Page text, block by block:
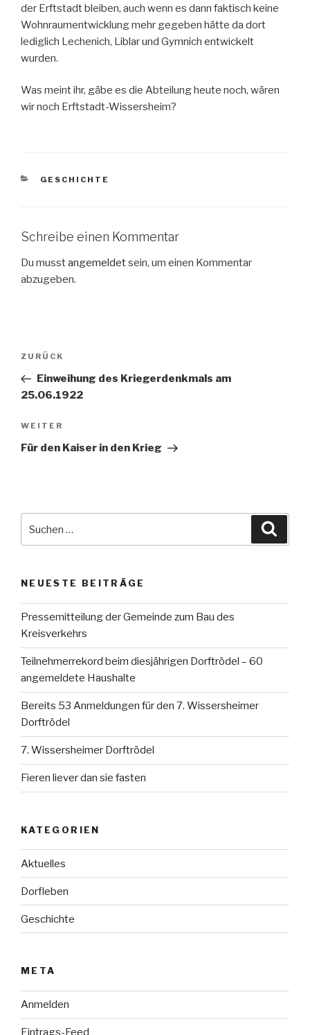
der Erftstadt bleiben, auch wenn es dann faktisch keine
Wohnraumentwicklung mehr gegeben hätte da dort
lediglich Lechenich, Liblar und Gymnich entwickelt
wurden.
Was meint ihr, gäbe es die Abteilung heute noch, wären
wir noch Erftstadt-Wissersheim?
KATEGORIEN
GESCHICHTE
Schreibe einen Kommentar
Du musstangemeldetsein, um einen Kommentar
abzugeben.
Beitragsnavigation
Vorheriger
Beitrag
ZURÜCK
Einweihung des Kriegerdenkmals am
25.06.1922
Nächster
Beitrag
WEITER
Für den Kaiser in den Krieg
NEUESTE BEITRÄGE
Pressemitteilung der Gemeinde zum Bau des
Kreisverkehrs
Teilnehmerrekord beim diesjährigen Dorftrödel – 60
angemeldete Haushalte
Bereits 53 Anmeldungen für den 7. Wissersheimer
Dorftrödel
7. Wissersheimer Dorftrödel
Fieren liever dan sie fasten
KATEGORIEN
Aktuelles
Dorfleben
Geschichte
META
Anmelden